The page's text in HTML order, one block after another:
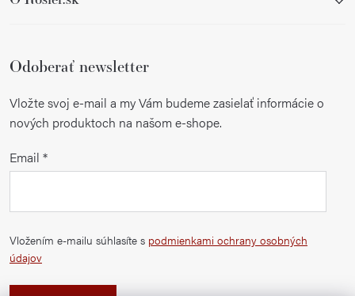
Odoberať newsletter
Vložte svoj e-mail a my Vám budeme zasielať informácie o
nových produktoch na našom e-shope.
Email
Vložením e-mailu súhlasíte s podmienkami ochrany osobných
údajov